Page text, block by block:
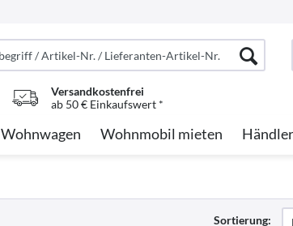
Versandkostenfrei
ab 50 € Einkaufswert *
Wohnwagen Wohnmobil mieten
Sortierung: